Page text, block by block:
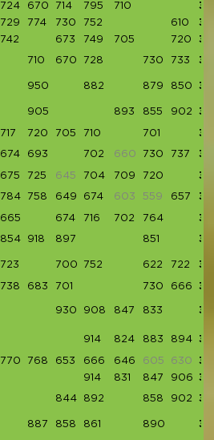
724 670 714 795 710
729 774 730 752 610
742 673 749 705 720
710 670 728 730 733
950 882 879 850
905 893 855 902
717 720 705 710 701
674 693 702 660 730 737
675 725 645 704 709 720
784 758 649 674 603 559 657
665 674 716 702 764
854 918 897 851
723 700 752 622 722
738 683 701 730 666
930 908 847 833
914 824 883 894
770 768 653 666 646 605 630
914 831 847 906
844 892 858 902
887 858 861 890